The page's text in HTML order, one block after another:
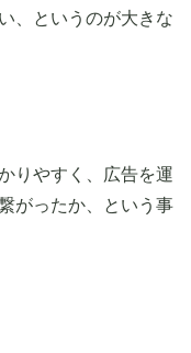
、というのが大きな
りやすく、広告を運
がったか、という事